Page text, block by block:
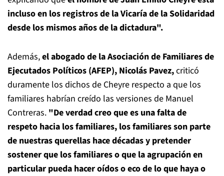
incluso en los registros de la Vicaría de la Solidaridad
desde los mismos años de la dictadura".
Además,el abogado de la Asociación de Familiares de
Ejecutados Políticos (AFEP), Nicolás Pavez,criticó
duramente los dichos de Cheyre respecto a que los
familiares habrían creído las versiones de Manuel
Contreras. "De verdad creo que es una falta de
respeto hacia los familiares, los familiares son parte
de nuestras querellas hace décadas y pretender
sostener que los familiares o que la agrupación en
particular pueda hacer oídos o eco de lo que haya o